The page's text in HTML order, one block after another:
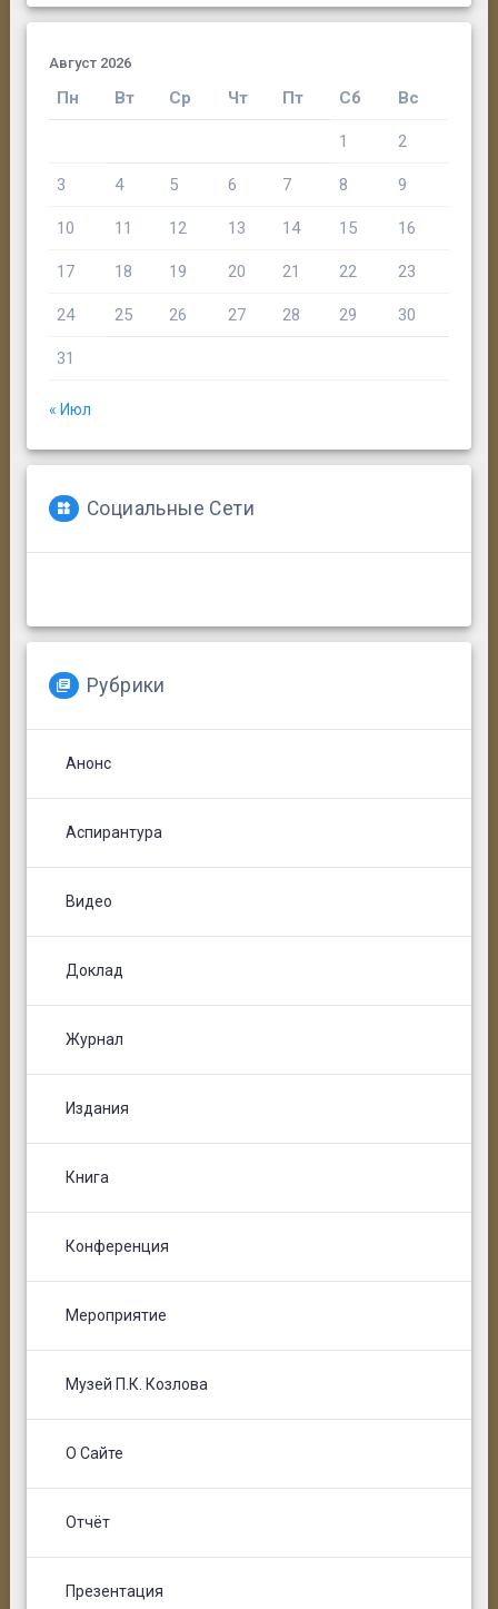
Август 2026
Пн Вт Ср Чт Пт Сб Вс
1 2
3 4 5 6 7 8 9
10 11 12 13 14 15 16
17 18 19 20 21 22 23
24 25 26 27 28 29 30
31
« Июл
Социальные Сети
Рубрики
Анонс
Аспирантура
Видео
Доклад
Журнал
Издания
Книга
Конференция
Мероприятие
Музей П.К. Козлова
О Сайте
Отчёт
Презентация